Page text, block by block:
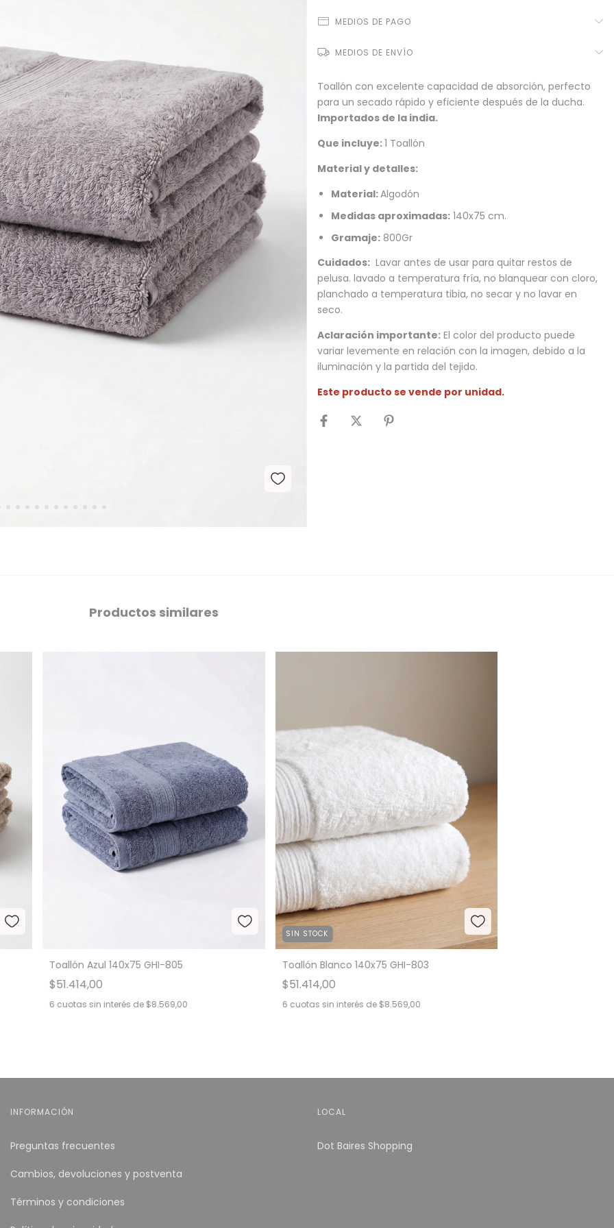
MEDIOS DE PAGO
MEDIOS DE ENVÍO
Toallón con excelente capacidad de absorción, perfecto
para un secado rápido y eficiente después de la ducha.
Importados de la india.
Que incluye:1 Toallón
Material y detalles:
Material:Algodón
Medidas aproximadas: 140x75 cm.
Gramaje: 800Gr
Cuidados: Lavar antes de usar para quitar restos de
pelusa. lavado a temperatura fría, no blanquear con cloro,
planchado a temperatura tibia, no secar y no lavar en
seco.
Aclaración importante: El color del producto puede
variar levemente en relación con la imagen, debido a la
iluminación y la partida del tejido.
Este producto se vende por unidad.
Productos similares
Toallón Azul 140x75 GHI-805
$51.414,00
6 cuotas sin interés de$8.569,00
SIN STOCK
Toallón Blanco 140x75 GHI-803
$51.414,00
6 cuotas sin interés de$8.569,00
INFORMACIÓN
Preguntas frecuentes
Cambios, devoluciones y postventa
Términos y condiciones
LOCAL
Dot Baires Shopping